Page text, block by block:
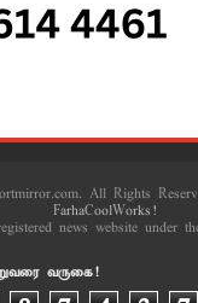
All Rights
FarhaCoolWorks!
news website under
வருகை!